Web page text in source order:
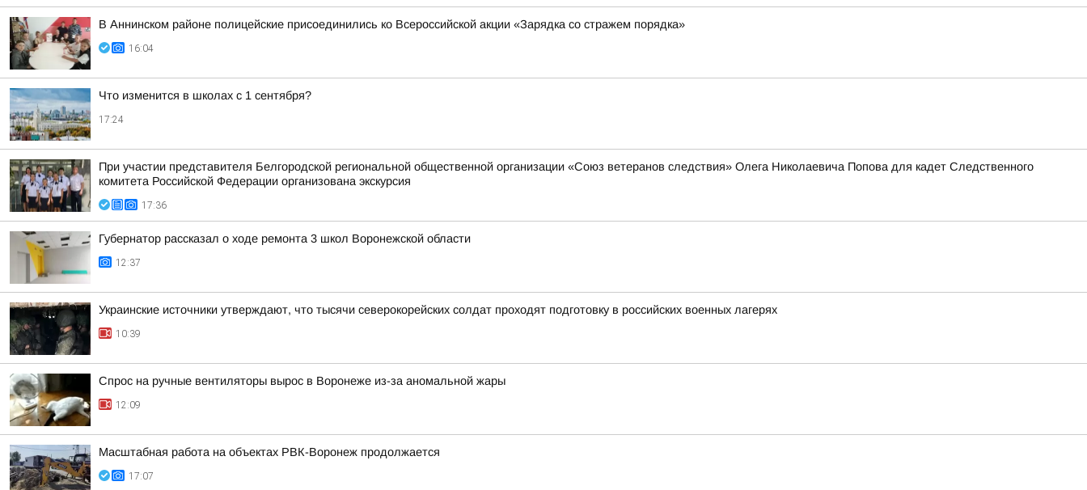
В Аннинском районе полицейские присоединились ко Всероссийской акции «Зарядка со стражем порядка»
16:04
Что изменится в школах с 1 сентября?
17:24
При участии представителя Белгородской региональной общественной организации «Союз ветеранов следствия» Олега Николаевича Попова для кадет Следственного
комитета Российской Федерации организована экскурсия
17:36
Губернатор рассказал о ходе ремонта 3 школ Воронежской области
12:37
Украинские источники утверждают, что тысячи северокорейских солдат проходят подготовку в российских военных лагерях
10:39
Спрос на ручные вентиляторы вырос в Воронеже из-за аномальной жары
12:09
Масштабная работа на объектах РВК-Воронеж продолжается
17:07